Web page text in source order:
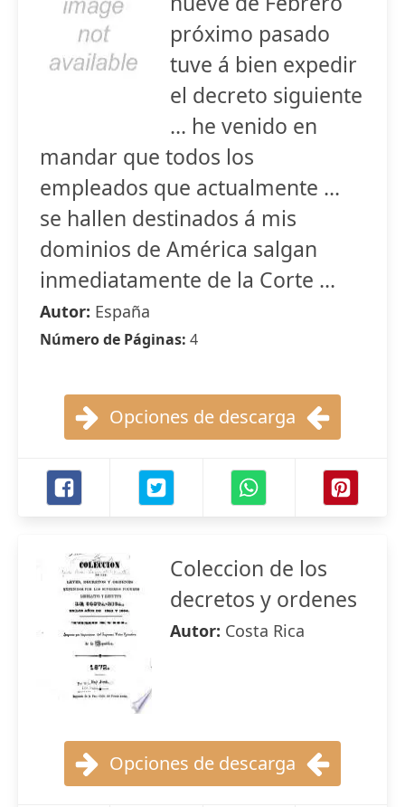
próximo pasado
tuve á bien expedir
el decreto siguiente
... he venido en
mandar que todos los
empleados que actualmente ...
se hallen destinados á mis
dominios de América salgan
inmediatamente de la Corte ...
Autor: España
Número de Páginas: 4
Opciones de descarga
Coleccion de los
decretos y ordenes
Autor: Costa Rica
Opciones de descarga